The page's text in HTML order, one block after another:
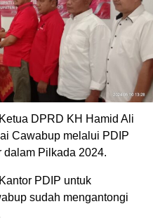
Ketua DPRD KH Hamid Ali
Cawabup melalui PDIP
dalam Pilkada 2024.
PDIP untuk
sudah mengantongi